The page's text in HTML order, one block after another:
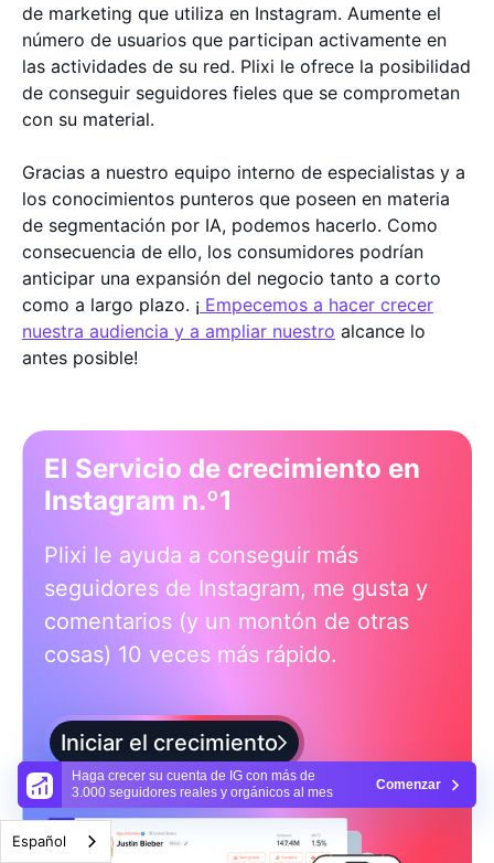
Haga crecer su cuenta de IG con más de
3.000 seguidores reales y orgánicos al mes
Comenzar
de marketing que utiliza en Instagram. Aumente el
número de usuarios que participan activamente en
las actividades de su red. Plixi le ofrece la posibilidad
de conseguir seguidores fieles que se comprometan
con su material.
Gracias a nuestro equipo interno de especialistas y a
los conocimientos punteros que poseen en materia
de segmentación por IA, podemos hacerlo. Como
consecuencia de ello, los consumidores podrían
anticipar una expansión del negocio tanto a corto
como a largo plazo. ¡ Empecemos a hacer crecer
nuestra audiencia y a ampliar nuestro alcance lo
antes posible!
El Servicio de crecimiento en
Instagram n.º1
Plixi le ayuda a conseguir más
seguidores de Instagram, me gusta y
comentarios (y un montón de otras
cosas) 10 veces más rápido.
Iniciar el crecimiento
Español